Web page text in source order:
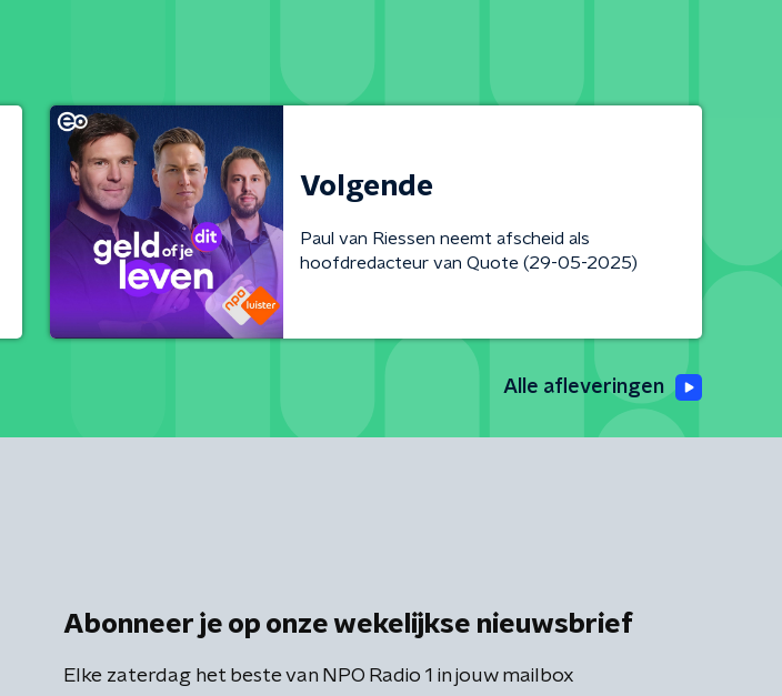
Volgende
Paul van Riessen neemt afscheid als
hoofdredacteur van Quote (29-05-2025)
Alle afleveringen
Abonneer je op onze wekelijkse nieuwsbrief
Elke zaterdag het beste van NPO Radio 1 in jouw mailbox